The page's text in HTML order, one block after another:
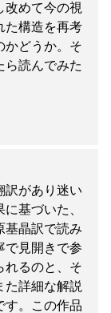
改めて今の視
た構造を再考
かどうか。そ
ら読んでみた
訳があり迷い
基づいた、
基晶訳で読み
で見開きで参
れるのと、そ
た詳細な解説
す。この作品